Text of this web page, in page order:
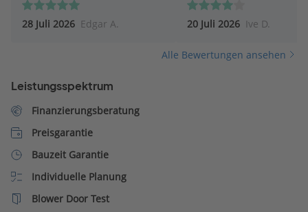
28 Juli 2026 Edgar A.
Beratung ist mein
meine Wünsche
und Beschreibungen
20 Juli 2026 Ive D.
Alle Bewertungen ansehen
Leistungsspektrum
Finanzierungsberatung
Preisgarantie
Bauzeit Garantie
Individuelle Planung
Blower Door Test